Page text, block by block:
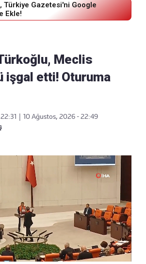
Türkiye Gazetesi'ni Google
Ekle!
Meclis
işgal etti! Oturuma
10 Ağustos, 2026 - 22:49